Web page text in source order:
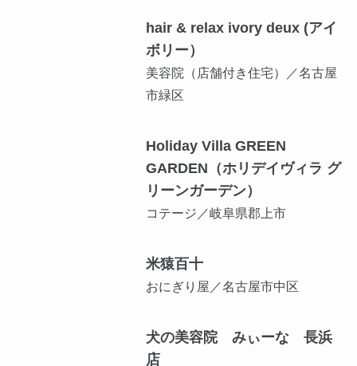
hair & relax ivory deux (アイ
ボリー）
美容院（店舗付き住宅）／名古屋
市緑区
Holiday Villa GREEN
GARDEN（ホリデイヴィラ グ
リーンガーデン）
コテージ／岐阜県郡上市
米猿百十
おにぎり屋／名古屋市中区
犬の美容院 みぃーな 長浜
店